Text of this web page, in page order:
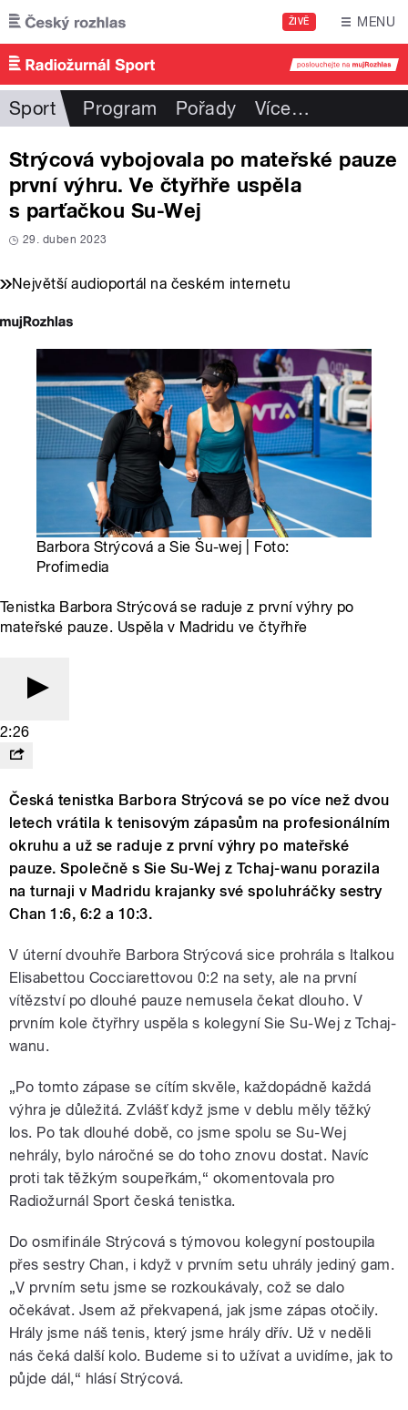
Přejít k hlavnímu obsahu
ŽIVĚ MENU
Sport Program Pořady Více…
Strýcová vybojovala po mateřské pauze
první výhru. Ve čtyřhře uspěla
s parťačkou Su-Wej
29. duben 2023
Největší audioportál na českém internetu
Barbora Strýcová a Sie Šu-wej | Foto:
Profimedia
Tenistka Barbora Strýcová se raduje z první výhry po
mateřské pauze. Uspěla v Madridu ve čtyřhře
2:26
Česká tenistka Barbora Strýcová se po více než dvou
letech vrátila k tenisovým zápasům na profesionálním
okruhu a už se raduje z první výhry po mateřské
pauze. Společně s Sie Su-Wej z Tchaj-wanu porazila
na turnaji v Madridu krajanky své spoluhráčky sestry
Chan 1:6, 6:2 a 10:3.
V úterní dvouhře Barbora Strýcová sice prohrála s Italkou
Elisabettou Cocciarettovou 0:2 na sety, ale na první
vítězství po dlouhé pauze nemusela čekat dlouho. V
prvním kole čtyřhry uspěla s kolegyní Sie Su-Wej z Tchaj-
wanu.
„Po tomto zápase se cítím skvěle, každopádně každá
výhra je důležitá. Zvlášť když jsme v deblu měly těžký
los. Po tak dlouhé době, co jsme spolu se Su-Wej
nehrály, bylo náročné se do toho znovu dostat. Navíc
proti tak těžkým soupeřkám,“ okomentovala pro
Radiožurnál Sport česká tenistka.
Do osmifinále Strýcová s týmovou kolegyní postoupila
přes sestry Chan, i když v prvním setu uhrály jediný gam.
„V prvním setu jsme se rozkoukávaly, což se dalo
očekávat. Jsem až překvapená, jak jsme zápas otočily.
Hrály jsme náš tenis, který jsme hrály dřív. Už v neděli
nás čeká další kolo. Budeme si to užívat a uvidíme, jak to
půjde dál,“ hlásí Strýcová.